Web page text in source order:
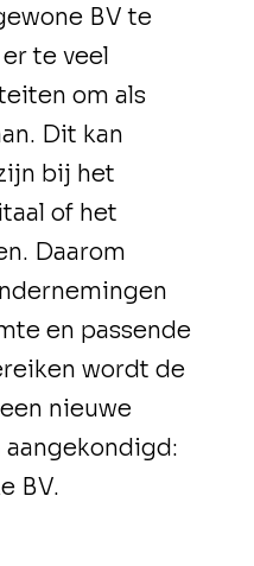
BV te
te veel
om als
Dit kan
bij het
of het
Daarom
en passende
wordt de
nieuwe
BV.